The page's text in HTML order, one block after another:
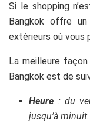
Si le shopping
Bangkok offre
extérieurs où vous
La meilleure
Bangkok est de
Heure : du
jusqu’à